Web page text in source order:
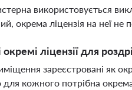
використовується
окрема ліцензія на неї не
ліцензії для
зареєстровані як
кожного потрібна окрема